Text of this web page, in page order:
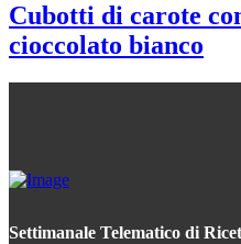
Cubotti di carote
cioccolato bianco
Settimanale Telematico di